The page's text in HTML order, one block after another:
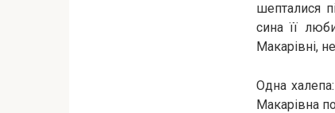
шепталися
сина її
Макарівні,
Одна
Макарівна